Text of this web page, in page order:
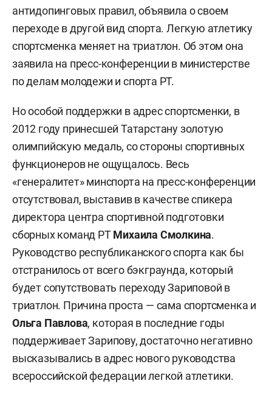
антидопинговых правил, объявила о своем
переходе в другой вид спорта. Легкую атлетику
спортсменка меняет на триатлон. Об этом она
заявила на пресс-конференции в министерстве
по делам молодежи и спорта РТ.
Но особой поддержки в адрес спортсменки, в
2012 году принесшей Татарстану золотую
олимпийскую медаль, со стороны спортивных
функционеров не ощущалось. Весь
«генералитет» минспорта на пресс-конференции
отсутствовал, выставив в качестве спикера
директора центра спортивной подготовки
сборных команд РТМихаила Смолкина.
Руководство республиканского спорта как бы
отстранилось от всего бэкграунда, который
будет сопутствовать переходу Зариповой в
триатлон. Причина проста — сама спортсменка и
Ольга Павлова, которая в последние годы
поддерживает Зарипову, достаточно негативно
высказывались в адрес нового руководства
всероссийской федерации легкой атлетики.